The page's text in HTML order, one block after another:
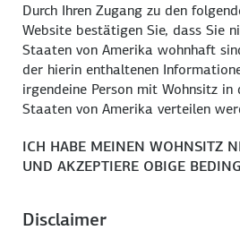
Durch Ihren Zugang zu den
Website bestätigen Sie, dass Sie
Staaten von Amerika wohnhaft
der hierin enthaltenen
irgendeine Person mit Wohnsitz in
Staaten von Amerika verteilen
ICH HABE MEINEN WOHNSITZ
UND AKZEPTIERE OBIGE
Disclaimer